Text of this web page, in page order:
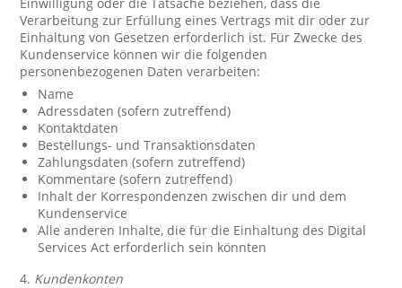
Verarbeitung zur Erfüllung eines Vertrags mit dir oder zur
Einhaltung von Gesetzen erforderlich ist. Für Zwecke des
Kundenservice können wir die folgenden
personenbezogenen Daten verarbeiten:
Name
Adressdaten (sofern zutreffend)
Kontaktdaten
Bestellungs- und Transaktionsdaten
Zahlungsdaten (sofern zutreffend)
Kommentare (sofern zutreffend)
Inhalt der Korrespondenzen zwischen dir und dem
Kundenservice
Alle anderen Inhalte, die für die Einhaltung des Digital
Services Act erforderlich sein könnten
4. Kundenkonten